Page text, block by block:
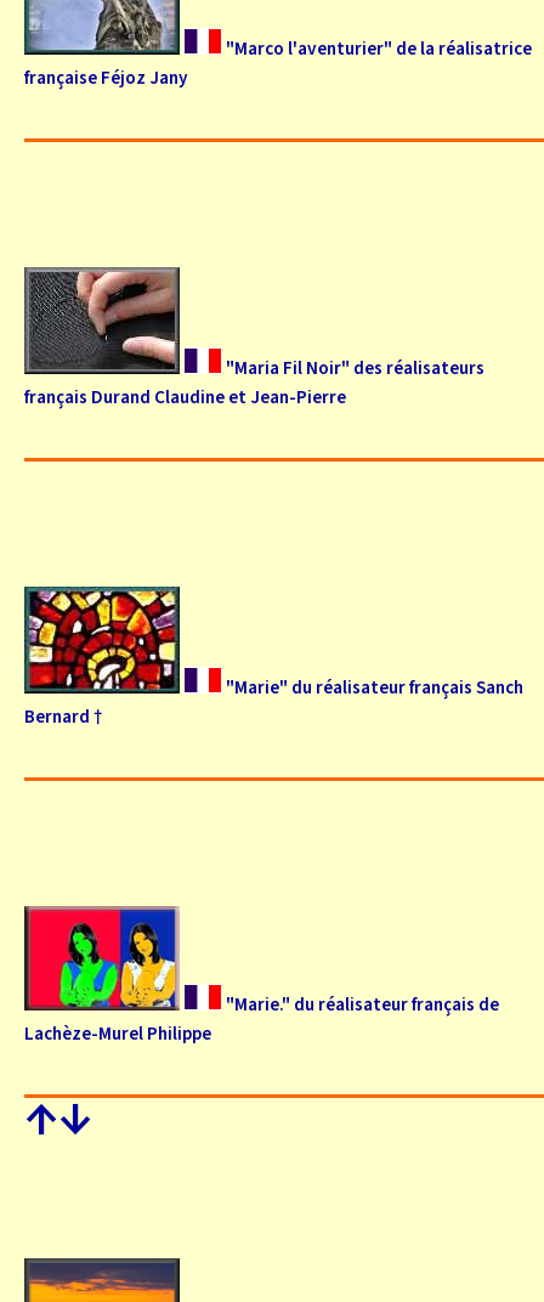
"Marco l'aventurier" de la réalisatrice
française Féjoz Jany
"Maria Fil Noir" des réalisateurs
français Durand Claudine et Jean-Pierre
"Marie" du réalisateur français Sanch
Bernard †
"Marie." du réalisateur français de
Lachèze-Murel Philippe
↑↓